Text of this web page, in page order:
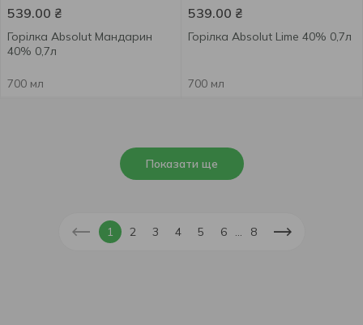
539.00 ₴
Горілка Absolut Мандарин
40% 0,7л
700 мл
539.00 ₴
Горілка Absolut Lime 40% 0,7л
700 мл
Показати ще
1 2 3 4 5 6 8